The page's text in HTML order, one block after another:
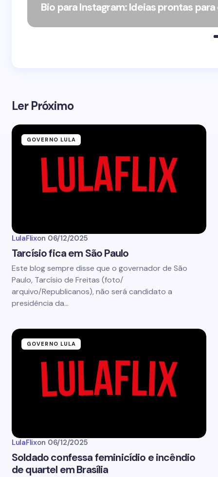
Bio para Instagram: Ideias prontas
Ler Próximo
GOVERNO LULA
LulaFlixon 06/12/2025
Tarcísio fica em São Paulo
Este blog sempre disse que o governador de São
Paulo, Tarcísio de Freitas (foto/
arquivo/Republicanos), não será candidato a
presidência da…
GOVERNO LULA
LulaFlixon 06/12/2025
Soldado confessa feminicídio e incêndio
de quartel em Brasília